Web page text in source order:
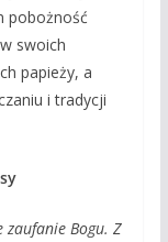
pobożność
swoich
papieży, a
i tradycji
zaufanie Bogu. Z